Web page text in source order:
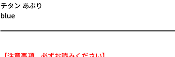
チタン あぶり
blue